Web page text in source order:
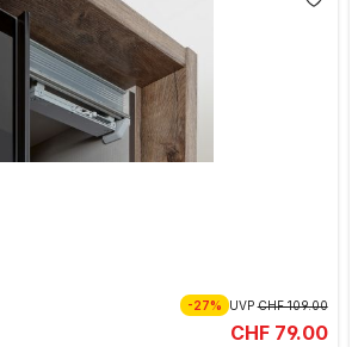
-27% UVPCHF 109.00
CHF 79.00